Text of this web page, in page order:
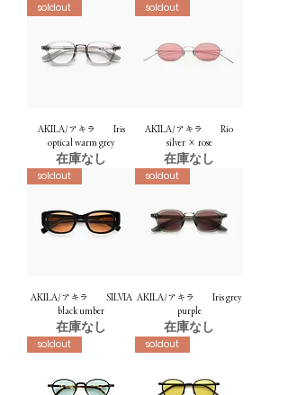
soldout
AKILA/アキラ Iris
optical warm grey
在庫なし
soldout
AKILA/アキラ Rio
silver × rose
在庫なし
soldout
AKILA/アキラ SILVIA
black umber
在庫なし
soldout
AKILA/アキラ Iris grey
purple
在庫なし
soldout soldout